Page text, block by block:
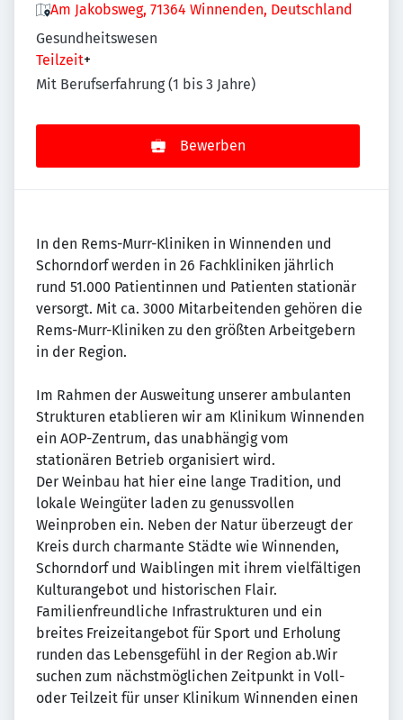
Am Jakobsweg, 71364 Winnenden, Deutschland
Gesundheitswesen
Teilzeit+
Mit Berufserfahrung (1 bis 3 Jahre)
Bewerben
In den Rems-Murr-Kliniken in Winnenden und
Schorndorf werden in 26 Fachkliniken jährlich
rund 51.000 Patientinnen und Patienten stationär
versorgt. Mit ca. 3000 Mitarbeitenden gehören die
Rems-Murr-Kliniken zu den größten Arbeitgebern
in der Region.
Im Rahmen der Ausweitung unserer ambulanten
Strukturen etablieren wir am Klinikum Winnenden
ein AOP-Zentrum, das unabhängig vom
stationären Betrieb organisiert wird.
Der Weinbau hat hier eine lange Tradition, und
lokale Weingüter laden zu genussvollen
Weinproben ein. Neben der Natur überzeugt der
Kreis durch charmante Städte wie Winnenden,
Schorndorf und Waiblingen mit ihrem vielfältigen
Kulturangebot und historischen Flair.
Familienfreundliche Infrastrukturen und ein
breites Freizeitangebot für Sport und Erholung
runden das Lebensgefühl in der Region ab.Wir
suchen zum nächstmöglichen Zeitpunkt in Voll-
oder Teilzeit für unser Klinikum Winnenden einen